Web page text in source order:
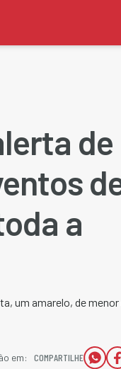
de
a
um amarelo, de menor
em:
COMPARTILHE